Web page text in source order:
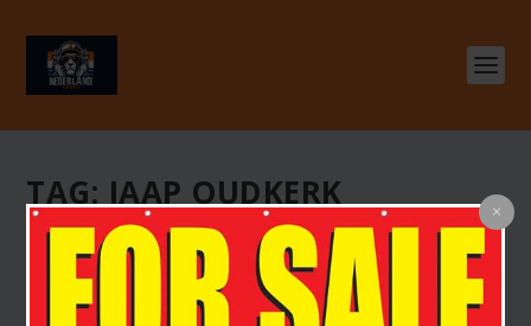
TAG: JAAP OUDKERK